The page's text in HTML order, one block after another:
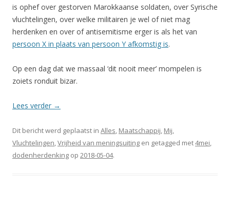
is ophef over gestorven Marokkaanse soldaten, over Syrische
vluchtelingen, over welke militairen je wel of niet mag
herdenken en over of antisemitisme erger is als het van
persoon X in plaats van persoon Y afkomstig is.
Op een dag dat we massaal ‘dit nooit meer’ mompelen is
zoiets ronduit bizar.
Lees verder →
Dit bericht werd geplaatst in Alles, Maatschappij, Mij,
Vluchtelingen,Vrijheid van meningsuiting en getagged met4mei,
dodenherdenking op 2018-05-04.